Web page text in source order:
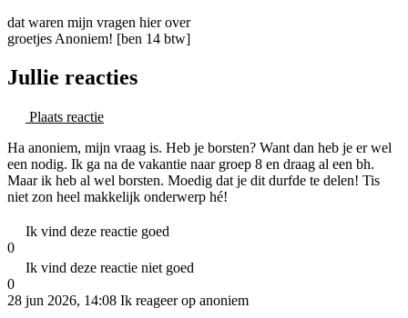
dat waren mijn vragen hier over
groetjes Anoniem! [ben 14 btw]
Jullie reacties
Plaats reactie
Ha anoniem, mijn vraag is. Heb je borsten? Want dan heb je er wel
een nodig. Ik ga na de vakantie naar groep 8 en draag al een bh.
Maar ik heb al wel borsten. Moedig dat je dit durfde te delen! Tis
niet zon heel makkelijk onderwerp hé!
Ik vind deze reactie goed
0
Ik vind deze reactie niet goed
0
28 jun 2026, 14:08 Ik reageer op anoniem